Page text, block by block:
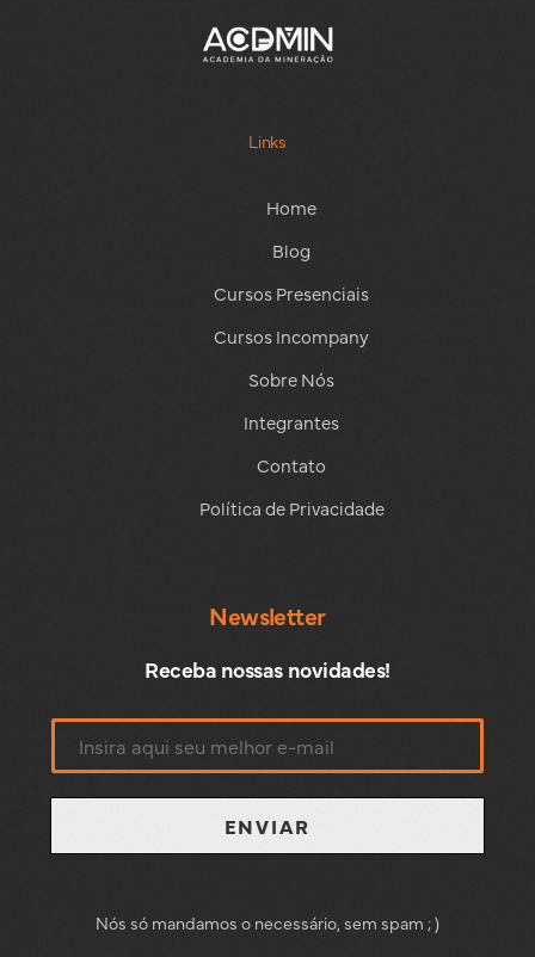
Links
Home
Blog
Cursos Presenciais
Cursos Incompany
Sobre Nós
Integrantes
Contato
Política de Privacidade
Newsletter
Receba nossas novidades!
ENVIAR
Nós só mandamos o necessário, sem spam ; )